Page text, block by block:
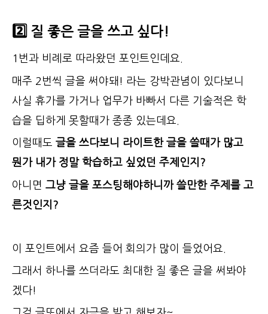
2️⃣ 질 좋은 글을 쓰고 싶다!
1번과 비례로 따라왔던 포인트인데요.
매주 2번씩 글을 써야돼! 라는 강박관념이 있다보니
사실 휴가를 가거나 업무가 바빠서 다른 기술적은 학
습을 딥하게 못할때가 종종 있는데요.
이럴때도 글을 쓰다보니 라이트한 글을 쓸때가 많고
뭔가 내가 정말 학습하고 싶었던 주제인지?
아니면 그냥 글을 포스팅해야하니까 쓸만한 주제를 고
른것인지?
이 포인트에서 요즘 들어 회의가 많이 들었어요.
그래서 하나를 쓰더라도 최대한 질 좋은 글을 써봐야
겠다!